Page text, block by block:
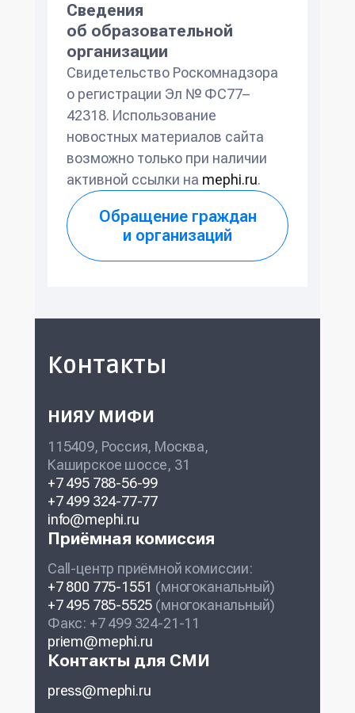
Сведения
об образовательной
организации
Свидетельство Роскомнадзора
о регистрации Эл № ФС77–
42318. Использование
новостных материалов сайта
возможно только при наличии
активной ссылки на mephi.ru.
Обращение граждан
и организаций
Контакты
НИЯУ МИФИ
115409, Россия, Москва,
Каширское шоссе, 31
+7 495 788-56-99
+7 499 324-77-77
info@mephi.ru
Приёмная комиссия
Call-центр приёмной комиссии:
+7 800 775-1551 (многоканальный)
+7 495 785-5525 (многоканальный)
Факс: +7 499 324-21-11
priem@mephi.ru
Контакты для СМИ
press@mephi.ru